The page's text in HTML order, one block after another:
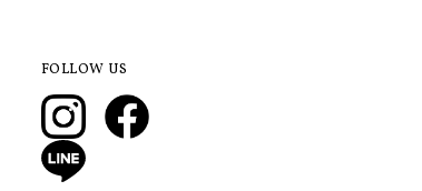
FOLLOW US